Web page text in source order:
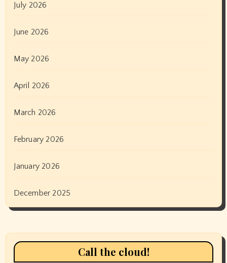
July 2026
June 2026
May 2026
April 2026
March 2026
February 2026
January 2026
December 2025
Call the cloud!